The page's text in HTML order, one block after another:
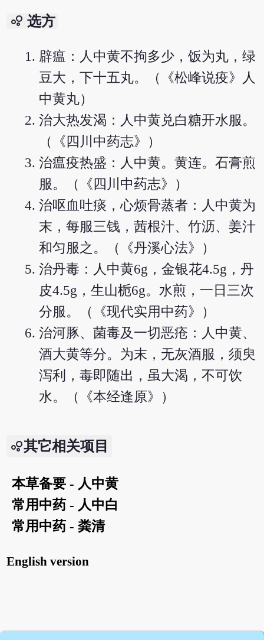
bubble_chart 选方
辟瘟：人中黄不拘多少，饭为丸，绿
豆大，下十五丸。（《松峰说疫》人
中黄丸）
治大热发渴：人中黄兑白糖开水服。
（《四川中药志》）
治瘟疫热盛：人中黄。黄连。石膏煎
服。（《四川中药志》）
治呕血吐痰，心烦骨蒸者：人中黄为
末，每服三钱，茜根汁、竹沥、姜汁
和匀服之。（《丹溪心法》）
治丹毒：人中黄6g，金银花4.5g，丹
皮4.5g，生山栀6g。水煎，一日三次
分服。（《现代实用中药》）
治河豚、菌毒及一切恶疮：人中黄、
酒大黄等分。为末，无灰酒服，须臾
泻利，毒即随出，虽大渴，不可饮
水。（《本经逢原》）
其它相关项目
本草备要 - 人中黄
常用中药 - 人中白
常用中药 - 粪清
English version